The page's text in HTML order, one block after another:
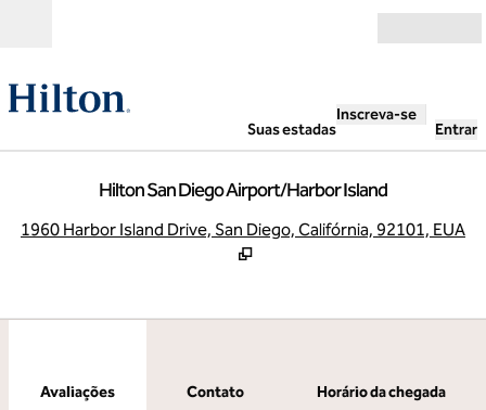
Suas estadas
Inscreva-se
Entrar
Hilton San Diego Airport/Harbor Island
1960 Harbor Island Drive, San Diego, Califórnia, 92101, EUA
Avaliações Contato
Horário da chegada